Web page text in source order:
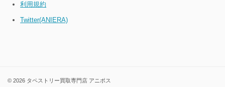
利用規約
Twitter(ANIERA)
© 2026 タペストリー買取専門店 アニポス